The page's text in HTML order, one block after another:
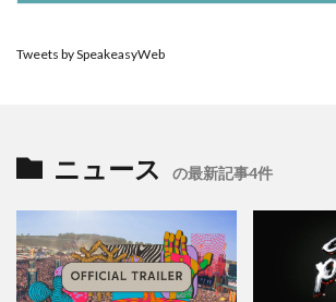
Tweets by SpeakeasyWeb
ニュース の最新記事4件